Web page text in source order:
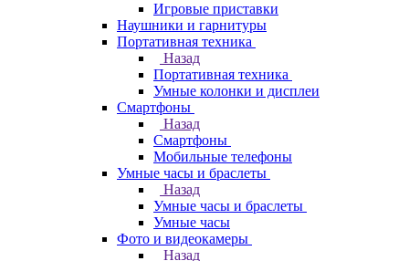
Игровые приставки
Наушники и гарнитуры
Портативная техника
Назад
Портативная техника
Умные колонки и дисплеи
Смартфоны
Назад
Смартфоны
Мобильные телефоны
Умные часы и браслеты
Назад
Умные часы и браслеты
Умные часы
Фото и видеокамеры
Назад